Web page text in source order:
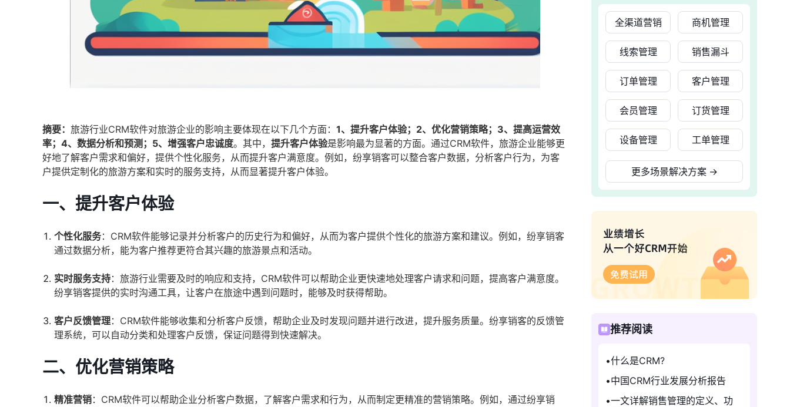
摘要： 旅游行业CRM软件对旅游企业的影响主要体现在以下几个方面： 1、提升客户体验；2、优化营销策略；3、提高运营效
率；4、数据分析和预测；5、增强客户忠诚度。其中， 提升客户体验是影响最为显著的方面。通过CRM软件，旅游企业能够更
好地了解客户需求和偏好，提供个性化服务，从而提升客户满意度。例如，纷享销客可以整合客户数据，分析客户行为，为客
户提供定制化的旅游方案和实时的服务支持，从而显著提升客户体验。
一、提升客户体验
个性化服务：CRM软件能够记录并分析客户的历史行为和偏好，从而为客户提供个性化的旅游方案和建议。例如，纷享销客
通过数据分析，能为客户推荐更符合其兴趣的旅游景点和活动。
实时服务支持：旅游行业需要及时的响应和支持，CRM软件可以帮助企业更快速地处理客户请求和问题，提高客户满意度。
纷享销客提供的实时沟通工具，让客户在旅途中遇到问题时，能够及时获得帮助。
客户反馈管理：CRM软件能够收集和分析客户反馈，帮助企业及时发现问题并进行改进，提升服务质量。纷享销客的反馈管
理系统，可以自动分类和处理客户反馈，保证问题得到快速解决。
二、优化营销策略
精准营销：CRM软件可以帮助企业分析客户数据，了解客户需求和行为，从而制定更精准的营销策略。例如，通过纷享销
全渠道营销 商机管理
线索管理 销售漏斗
订单管理 客户管理
会员管理 订货管理
设备管理 工单管理
更多场景解决方案 →
推荐阅读
什么是CRM?
中国CRM行业发展分析报告
一文详解销售管理的定义、功